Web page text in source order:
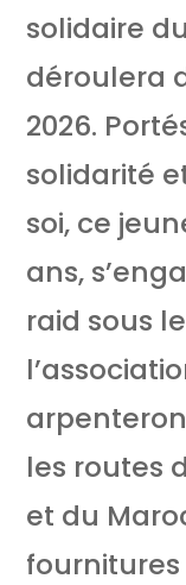
solidaire
déroulera
2026.
solidarité
soi, ce
ans,
raid sous
les routes
et du